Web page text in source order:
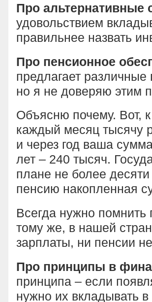
Про альтернативные
удовольствием
правильнее назвать
Про пенсионное
предлагает
но я не доверяю этим
Объясню почему. Вот,
каждый месяц тысячу
и через год ваша
лет – 240 тысяч.
плане не более
пенсию накопленная
Всегда нужно
тому же, в нашей
зарплаты, ни пенсии
Про принципы в
принципа – если
нужно их вкладывать